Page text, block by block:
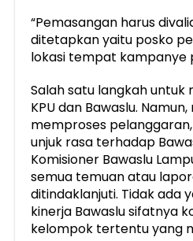
“Pemasangan harus
ditetapkan yaitu posko
lokasi tempat kampanye
Salah satu langkah
KPU dan Bawaslu.
memproses
unjuk rasa terhadap
Komisioner Bawaslu
semua temuan atau
ditindaklanjuti. Tidak ada
kinerja Bawaslu sifatnya
kelompok tertentu yang